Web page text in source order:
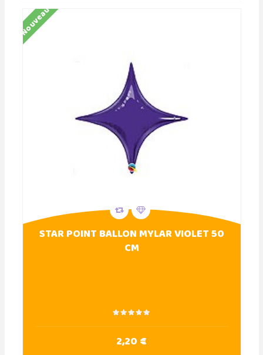
Nouveau
STAR POINT BALLON MYLAR VIOLET 50
CM
2,20 €